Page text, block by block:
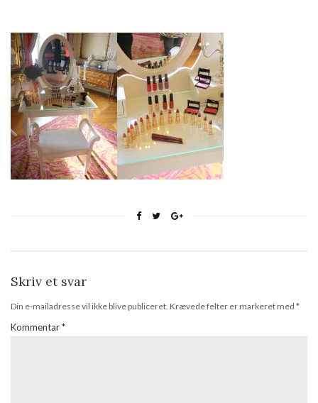
Skriv et svar
Din e-mailadresse vil ikke blive publiceret. Krævede felter er markeret med *
Kommentar*